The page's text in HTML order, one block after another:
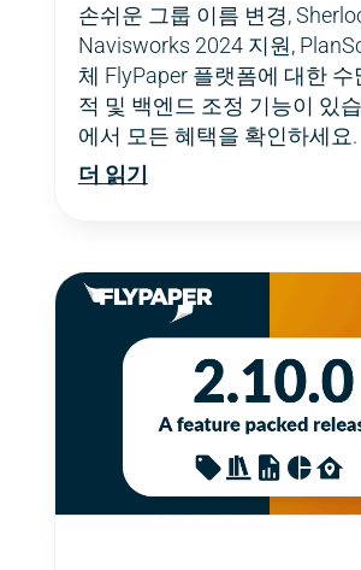
손쉬운 그룹 이름 변경,
Navisworks 2024 지원,
체 FlyPaper 플랫폼에 대한 수
적 및 백엔드 조정 기능이 있
에서 모든 혜택을 확인하세요.
더 읽기